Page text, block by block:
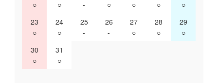
○
○
-
○
○
○
○
23
○
24
○
25
-
26
-
27
○
28
○
29
○
30
○
31
○